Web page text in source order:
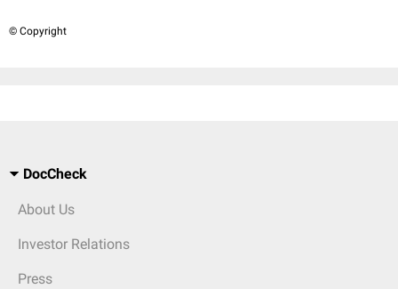
© Copyright
DocCheck
About Us
Investor Relations
Press